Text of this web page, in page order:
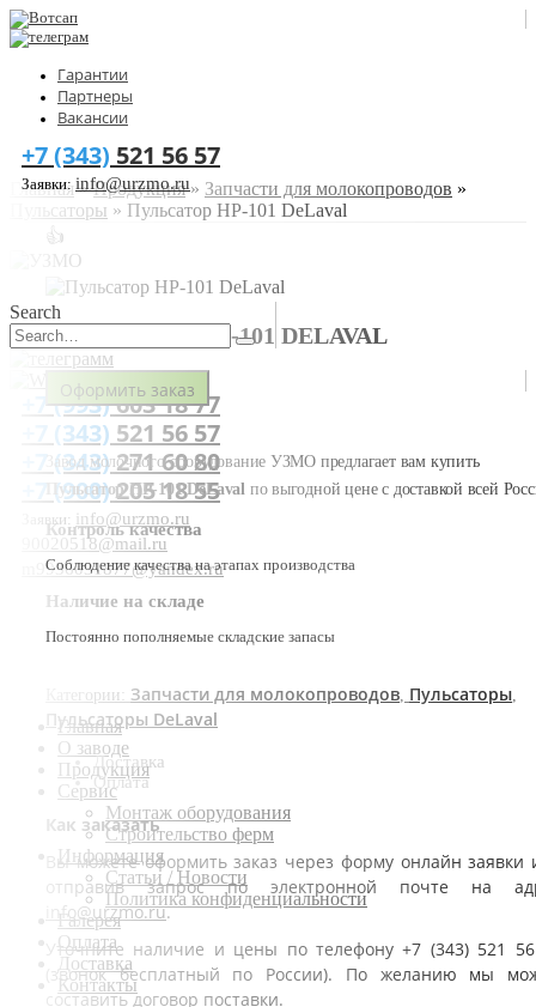
Гарантии
Партнеры
Вакансии
+7 (343) 521 56 57
Заявки:info@urzmo.ru
Search
+7 (993)603 18 77
+7 (343) 521 56 57
+7 (343)271 60 80
+7 (900)205 18 55
Заявки:
info@urzmo.ru
90020518@mail.ru
m9936031877@yandex.ru
Главная
О заводе
Продукция
Сервис
Монтаж оборудования
Строительство ферм
Информация
Статьи / Новости
Политика конфиденциальности
Галерея
Оплата
Доставка
Контакты
Главная»Продукция» Запчасти для молокопроводов »
Пульсаторы » Пульсатор HP-101 DeLaval
👍
ПУЛЬСАТОР HP-101 DELAVAL
Оформить заказ
Завод молочного оборудование УЗМО предлагает вам купить
Пульсатор HP-101 DeLaval по выгодной цене с доставкой всей
Контроль качества
Соблюдение качества на этапах производства
Наличие на складе
Постоянно пополняемые складские запасы
Категории: Запчасти для молокопроводов Пульсаторы
Пульсаторы DeLaval
Доставка
Оплата
Как заказать
Вы можете оформить заказ через форму онлайн заявки
отправив запрос по электронной почте на
info@urzmo.ru.
Уточните наличие и цены по телефону +7 (343) 521
(звонок бесплатный по России). По желанию мы
составить договор поставки.